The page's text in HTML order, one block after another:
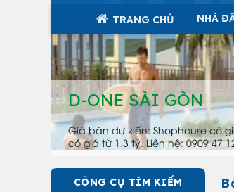
TRANG CHỦ NHÀ
D-ONE SÀI GÒN
Giá bán dự kiến: Shophouse có
có giá từ 1.3 tỷ. Liên hệ: 0909 47
CÔNG CỤ TÌM KIẾM